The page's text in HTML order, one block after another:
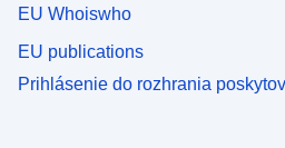
EU Whoiswho
EU publications
Prihlásenie do rozhrania